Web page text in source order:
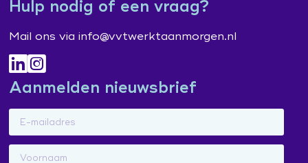
Hulp nodig of een vraag?
Mail ons via info@vvtwerktaanmorgen.nl
Aanmelden nieuwsbrief